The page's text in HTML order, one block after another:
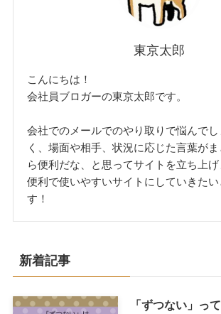
東京太郎
こんにちは！
会社員ブロガーの東京太郎です。
会社でのメールでのやり取りで悩んで
く、場面や相手、状況に応じた言葉が
ら便利だな、と思ってサイトを立ち上げ
便利で使いやすいサイトにしていきたい
す！
新着記事
「ずつない」っ